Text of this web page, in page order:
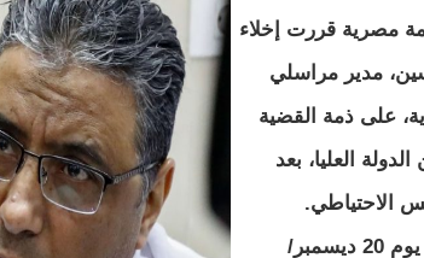
مصرية قررت إخلاء
مدير مراسلي
على ذمة القضية
حصر أمن الدولة العليا، بعد
وألقي القبض على حسين، يوم 20 ديسمبر/